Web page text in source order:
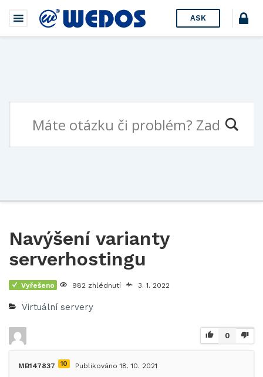
ASK
Navýšení varianty
serverhostingu
Vyřešeno 982 zhlédnutí 3. 1. 2022
Virtuální servery
0
MB147837 10 Publikováno 18. 10. 2021